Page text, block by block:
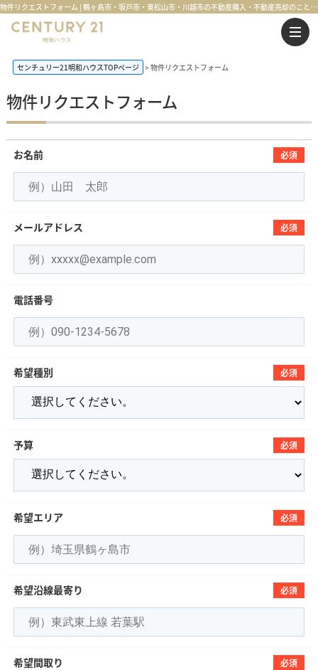
物件リクエストフォーム | 鶴ヶ島市・坂戸市・東松山市・川越市の不動産購入・不動産売却のことならセンチュリー21明和ハウス
センチュリー21明和ハウスTOPページ 物件リクエストフォーム
物件リクエストフォーム
お名前 必須
メールアドレス 必須
電話番号
希望種別 必須
予算 必須
希望エリア 必須
希望沿線最寄り 必須
希望間取り 必須